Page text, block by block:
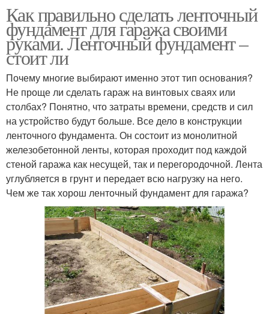
Как правильно сделать ленточный
фундамент для гаража своими
руками. Ленточный фундамент –
стоит ли
Почему многие выбирают именно этот тип основания?
Не проще ли сделать гараж на винтовых сваях или
столбах? Понятно, что затраты времени, средств и сил
на устройство будут больше. Все дело в конструкции
ленточного фундамента. Он состоит из монолитной
железобетонной ленты, которая проходит под каждой
стеной гаража как несущей, так и перегородочной. Лента
углубляется в грунт и передает всю нагрузку на него.
Чем же так хорош ленточный фундамент для гаража?